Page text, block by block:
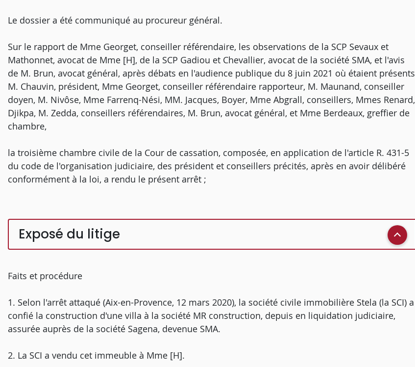
Le dossier a été communiqué au procureur général.
Sur le rapport de Mme Georget, conseiller référendaire, les observations de la SCP Sevaux et
Mathonnet, avocat de Mme [H], de la SCP Gadiou et Chevallier, avocat de la société SMA, et l'avis
de M. Brun, avocat général, après débats en l'audience publique du 8 juin 2021 où étaient présents
M. Chauvin, président, Mme Georget, conseiller référendaire rapporteur, M. Maunand, conseiller
doyen, M. Nivôse, Mme Farrenq-Nési, MM. Jacques, Boyer, Mme Abgrall, conseillers, Mmes Renard,
Djikpa, M. Zedda, conseillers référendaires, M. Brun, avocat général, et Mme Berdeaux, greffier de
chambre,
la troisième chambre civile de la Cour de cassation, composée, en application de l'article R. 431-5
du code de l'organisation judiciaire, des président et conseillers précités, après en avoir délibéré
conformément à la loi, a rendu le présent arrêt ;
Exposé du litige
Faits et procédure
1. Selon l'arrêt attaqué (Aix-en-Provence, 12 mars 2020), la société civile immobilière Stela (la SCI) a
confié la construction d'une villa à la société MR construction, depuis en liquidation judiciaire,
assurée auprès de la société Sagena, devenue SMA.
2. La SCI a vendu cet immeuble à Mme [H].